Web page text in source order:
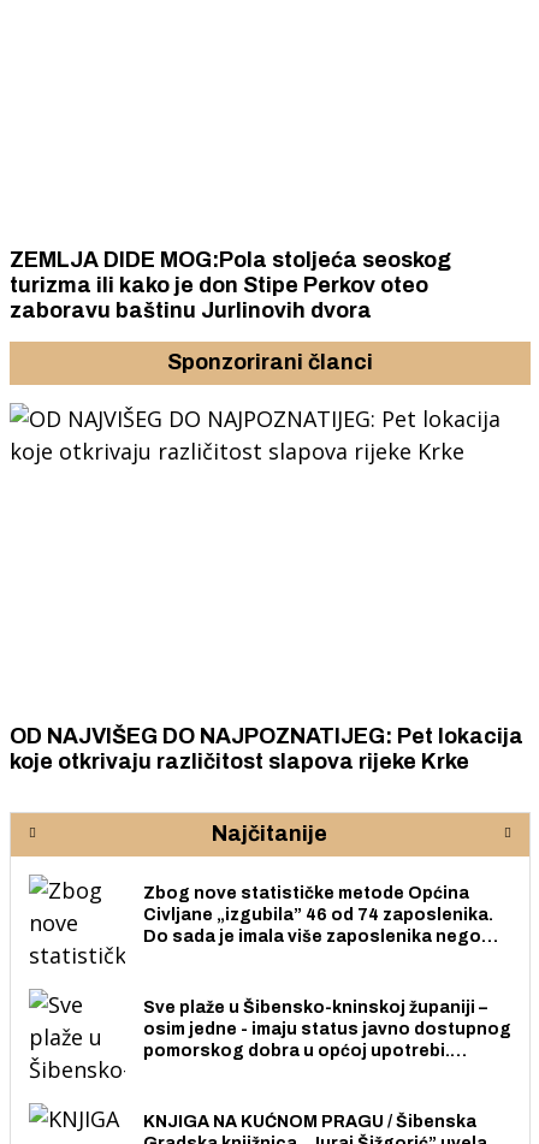
ZEMLJA DIDE MOG:Pola stoljeća seoskog
turizma ili kako je don Stipe Perkov oteo
zaboravu baštinu Jurlinovih dvora
Sponzorirani članci
OD NAJVIŠEG DO NAJPOZNATIJEG: Pet lokacija
koje otkrivaju različitost slapova rijeke Krke
Najčitanije
Zbog nove statističke metode Općina
Civljane „izgubila” 46 od 74 zaposlenika.
Do sada je imala više zaposlenika nego
Sve plaže u Šibensko-kninskoj županiji –
osim jedne - imaju status javno dostupnog
pomorskog dobra u općoj upotrebi.
KNJIGA NA KUĆNOM PRAGU / Šibenska